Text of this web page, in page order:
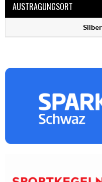
AUSTRAGUNGSORT